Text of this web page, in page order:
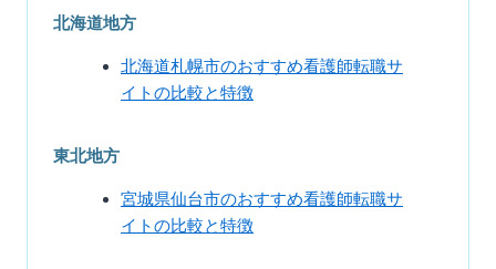
北海道地方
北海道札幌市のおすすめ看護師転職サ
イトの比較と特徴
東北地方
宮城県仙台市のおすすめ看護師転職サ
イトの比較と特徴